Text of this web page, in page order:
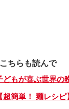
こちらも読んで